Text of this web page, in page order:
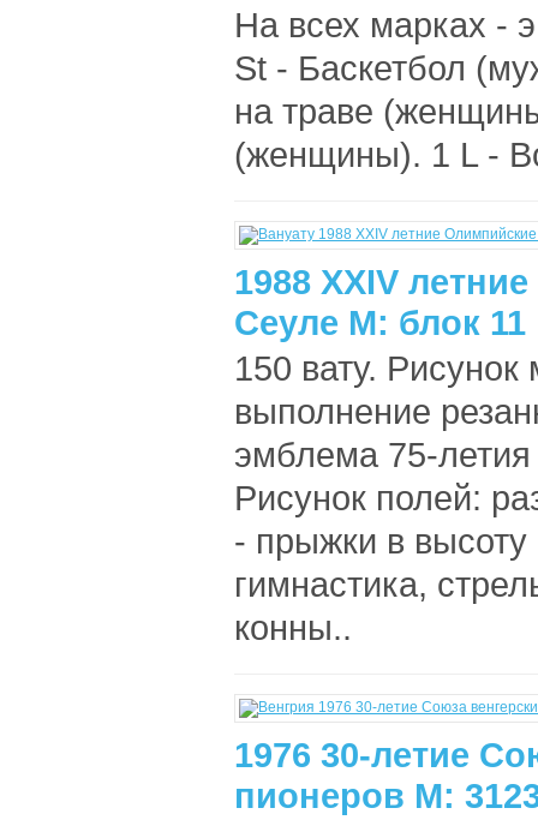
На всех марках -
St - Баскетбол
на траве
(женщины). 1 L -
1988 XXIV
Сеуле М: блок 11
150 вату. Рисунок
выполнение
эмблема 75-
Рисунок полей:
- прыжки в высоту
гимнастика,
конны..
1976 30-летие
пионеров M: